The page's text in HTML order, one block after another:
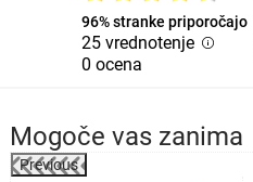
96% stranke priporočajo
25 vrednotenje
0 ocena
Mogoče vas zanima
Previous